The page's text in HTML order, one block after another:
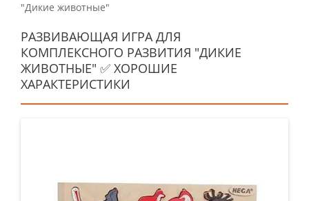
"Дикие животные"
РАЗВИВАЮЩАЯ ИГРА ДЛЯ
КОМПЛЕКСНОГО РАЗВИТИЯ "ДИКИЕ
ЖИВОТНЫЕ" ✅ ХОРОШИЕ
ХАРАКТЕРИСТИКИ